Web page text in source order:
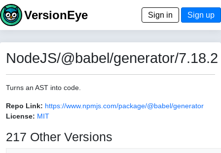
VersionEye Sign in Sign up
NodeJS/@babel/generator/7.18.2
Turns an AST into code.
Repo Link: https://www.npmjs.com/package/@babel/generator
License: MIT
217 Other Versions